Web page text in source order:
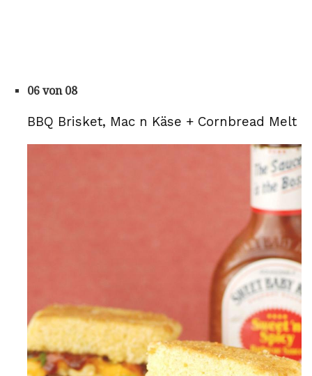
06 von 08
BBQ Brisket, Mac n Käse + Cornbread Melt